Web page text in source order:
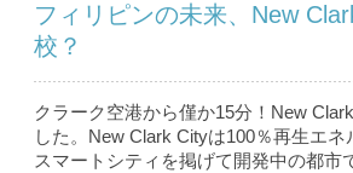
フィリピンの未来、New
校？
クラーク空港から僅か15分！New
した。New Clark Cityは100％再生エネ
スマートシティを掲げて開発中の都市